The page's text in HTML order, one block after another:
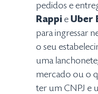
pedidos e
Rappi e Uber
para ingressar
o seu
uma
mercado ou o
ter um CNPJ e